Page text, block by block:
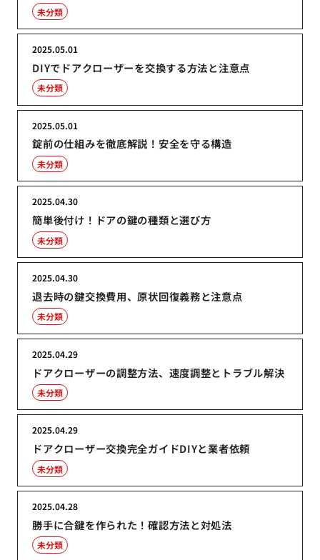
未分類
DIYでドアクローザーを交換する方法と注意点
2025.05.01
未分類
錠前の仕組みを徹底解説！安全を守る構造
2025.05.01
未分類
簡単後付け！ドアの鍵の種類と選び方
2025.04.30
未分類
退去時の鍵交換費用、原状回復義務と注意点
2025.04.30
未分類
ドアクローザーの調整方法、速度調整とトラブル解決
2025.04.29
未分類
ドアクローザー交換完全ガイドDIYと業者依頼
2025.04.29
未分類
勝手に合鍵を作られた！確認方法と対処法
2025.04.28
未分類